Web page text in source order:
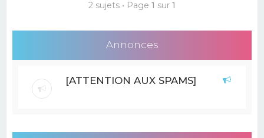
r
2 sujets • Page 1 sur 1
Annonces
[ATTENTION AUX SPAMS]